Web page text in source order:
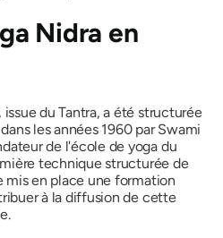
Nidra en
du Tantra, a été structurée
les années 1960 par Swami
de l'école de yoga du
technique structurée de
mis en place une formation
à la diffusion de cette